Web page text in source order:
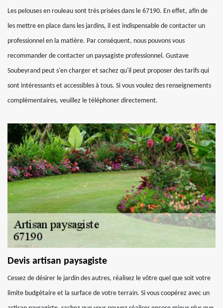
Les pelouses en rouleau sont très prisées dans le 67190. En effet, afin de
les mettre en place dans les jardins, il est indispensable de contacter un
professionnel en la matière. Par conséquent, nous pouvons vous
recommander de contacter un paysagiste professionnel. Gustave
Soubeyrand peut s'en charger et sachez qu'il peut proposer des tarifs qui
sont intéressants et accessibles à tous. Si vous voulez des renseignements
complémentaires, veuillez le téléphoner directement.
Devis artisan paysagiste
Cessez de désirer le jardin des autres, réalisez le vôtre quel que soit votre
limite budgétaire et la surface de votre terrain. Si vous coopérez avec un